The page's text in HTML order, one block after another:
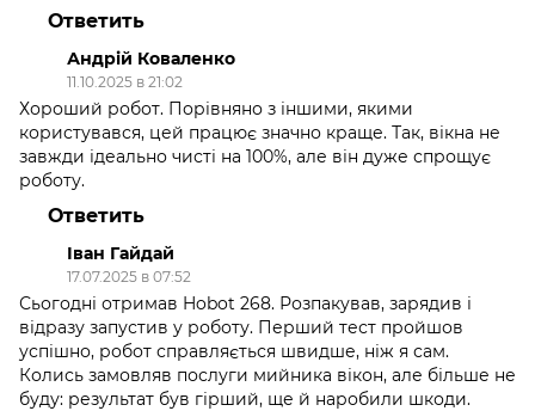
Ответить
Андрій Коваленко
11.10.2025 в 21:02
Хороший робот. Порівняно з іншими, якими
користувався, цей працює значно краще. Так, вікна не
завжди ідеально чисті на 100%, але він дуже спрощує
роботу.
Ответить
Іван Гайдай
17.07.2025 в 07:52
Сьогодні отримав Hobot 268. Розпакував, зарядив і
відразу запустив у роботу. Перший тест пройшов
успішно, робот справляється швидше, ніж я сам.
Колись замовляв послуги мийника вікон, але більше не
буду: результат був гірший, ще й наробили шкоди.